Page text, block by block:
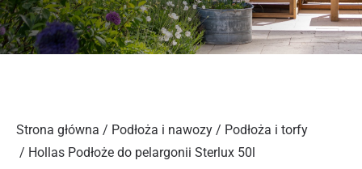
Strona główna / Podłoża i nawozy / Podłoża i torfy
/ Hollas Podłoże do pelargonii Sterlux 50l